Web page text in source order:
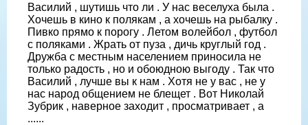
Василий , шутишь что ли . У нас веселуха была .
Хочешь в кино к полякам , а хочешь на рыбалку .
Пивко прямо к порогу . Летом волейбол , футбол
с поляками . Жрать от пуза , дичь круглый год .
Дружба с местным населением приносила не
только радость , но и обоюдною выгоду . Так что
Василий , лучше вы к нам . Хотя не у вас , не у
нас народ общением не блещет . Вот Николай
Зубрик , наверное заходит , просматривает , а
......